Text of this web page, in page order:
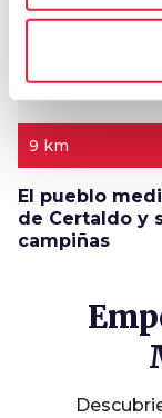
9 km
El pueblo
de Certaldo y
campiñas